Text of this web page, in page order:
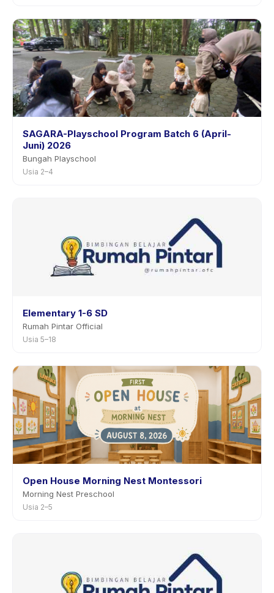
SAGARA-Playschool Program Batch 6 (April-
Juni) 2026
Bungah Playschool
Usia 2–4
Elementary 1-6 SD
Rumah Pintar Official
Usia 5–18
Open House Morning Nest Montessori
Morning Nest Preschool
Usia 2–5